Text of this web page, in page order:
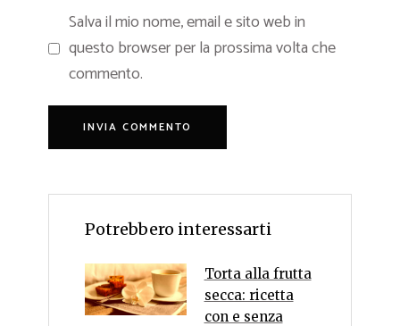
Salva il mio nome, email e sito web in
questo browser per la prossima volta che
commento.
Potrebbero interessarti
Torta alla frutta
secca: ricetta
con e senza